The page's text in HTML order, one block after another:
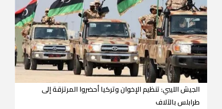
الجيش الليبي: تنظيم الإخوان وتركيا أحضروا المرتزقة إلى
طرابلس بالآلاف